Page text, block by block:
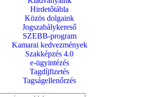
Hirdetőtábla
Közös dolgaink
Jogszabálykereső
SZEBB-program
Kamarai kedvezmények
Szakképzés 4.0
e-ügyintézés
Tagdíjfizetés
Tagságellenőrzés